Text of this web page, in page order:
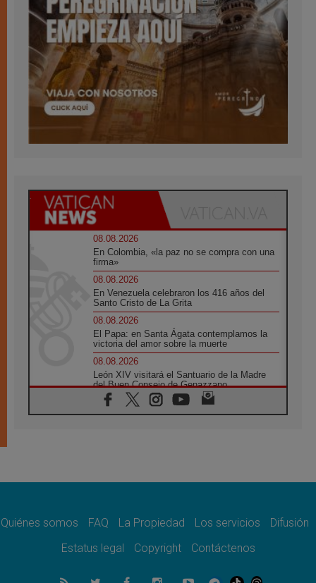
08.08.2026
En Colombia, «la paz no se compra con una
firma»
08.08.2026
En Venezuela celebraron los 416 años del
Santo Cristo de La Grita
08.08.2026
El Papa: en Santa Ágata contemplamos la
victoria del amor sobre la muerte
08.08.2026
León XIV visitará el Santuario de la Madre
del Buen Consejo de Genazzano
07.08.2026
Filipinas: el Vicariato Apostólico de Calapán
07.08.2026
07.08.2026
muertos en 300 días
Tagle: La guerra desfigura el mundo, solo la
Quiénes somos FAQ La Propiedad Los servicios
Difusión
Estatus legal
Copyright Contáctenos